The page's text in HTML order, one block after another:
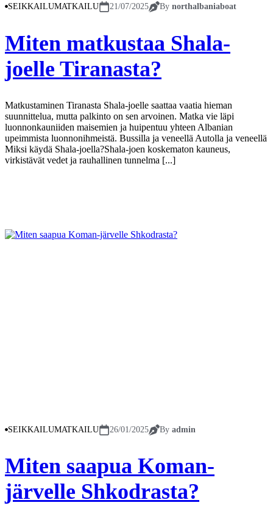
SEIKKAILUMATKAILU 21/07/2025 By northalbaniaboat
Miten matkustaa Shala-
joelle Tiranasta?
Matkustaminen Tiranasta Shala-joelle saattaa vaatia hieman
suunnittelua, mutta palkinto on sen arvoinen. Matka vie läpi
luonnonkauniiden maisemien ja huipentuu yhteen Albanian
upeimmista luonnonihmeistä. Bussilla ja veneellä Autolla ja veneellä
Miksi käydä Shala-joella?Shala-joen koskematon kauneus,
virkistävät vedet ja rauhallinen tunnelma [...]
SEIKKAILUMATKAILU 26/01/2025 By admin
Miten saapua Koman-
järvelle Shkodrasta?